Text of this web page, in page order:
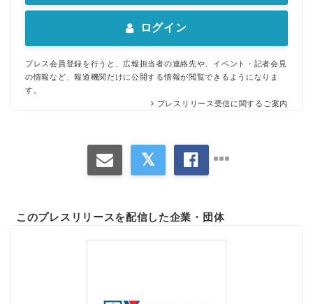
ログイン
プレス会員登録を行うと、広報担当者の連絡先や、イベント・記者会見
の情報など、報道機関だけに公開する情報が閲覧できるようになりま
す。
プレスリリース受信に関するご案内
このプレスリリースを配信した企業・団体